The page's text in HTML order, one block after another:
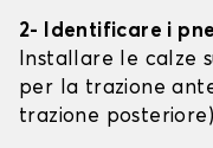
2- Identificare i
Installare le calze
per la trazione
trazione